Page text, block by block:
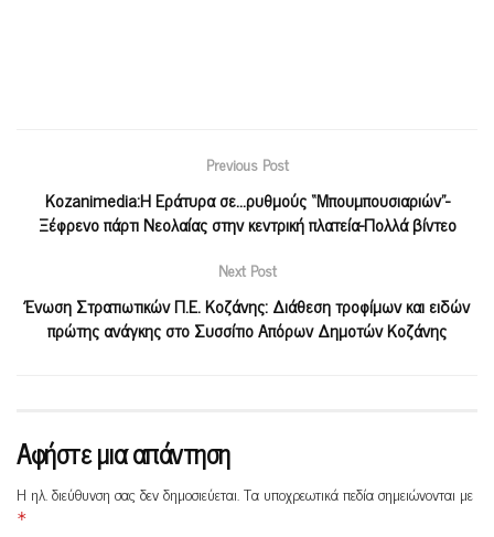
Previous Post
Kozanimedia:Η Εράτυρα σε…ρυθμούς “Μπουμπουσιαριών”-
Ξέφρενο πάρτι Νεολαίας στην κεντρική πλατεία-Πολλά βίντεο
Next Post
Ένωση Στρατιωτικών Π.Ε. Κοζάνης: Διάθεση τροφίμων και ειδών
πρώτης ανάγκης στο Συσσίτιο Απόρων Δημοτών Κοζάνης
Αφήστε μια απάντηση
Η ηλ. διεύθυνση σας δεν δημοσιεύεται. Τα υποχρεωτικά πεδία σημειώνονται με
*